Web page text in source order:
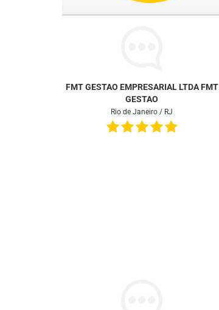
FMT GESTAO EMPRESARIAL LTDA FMT
GESTAO
Rio de Janeiro / RJ